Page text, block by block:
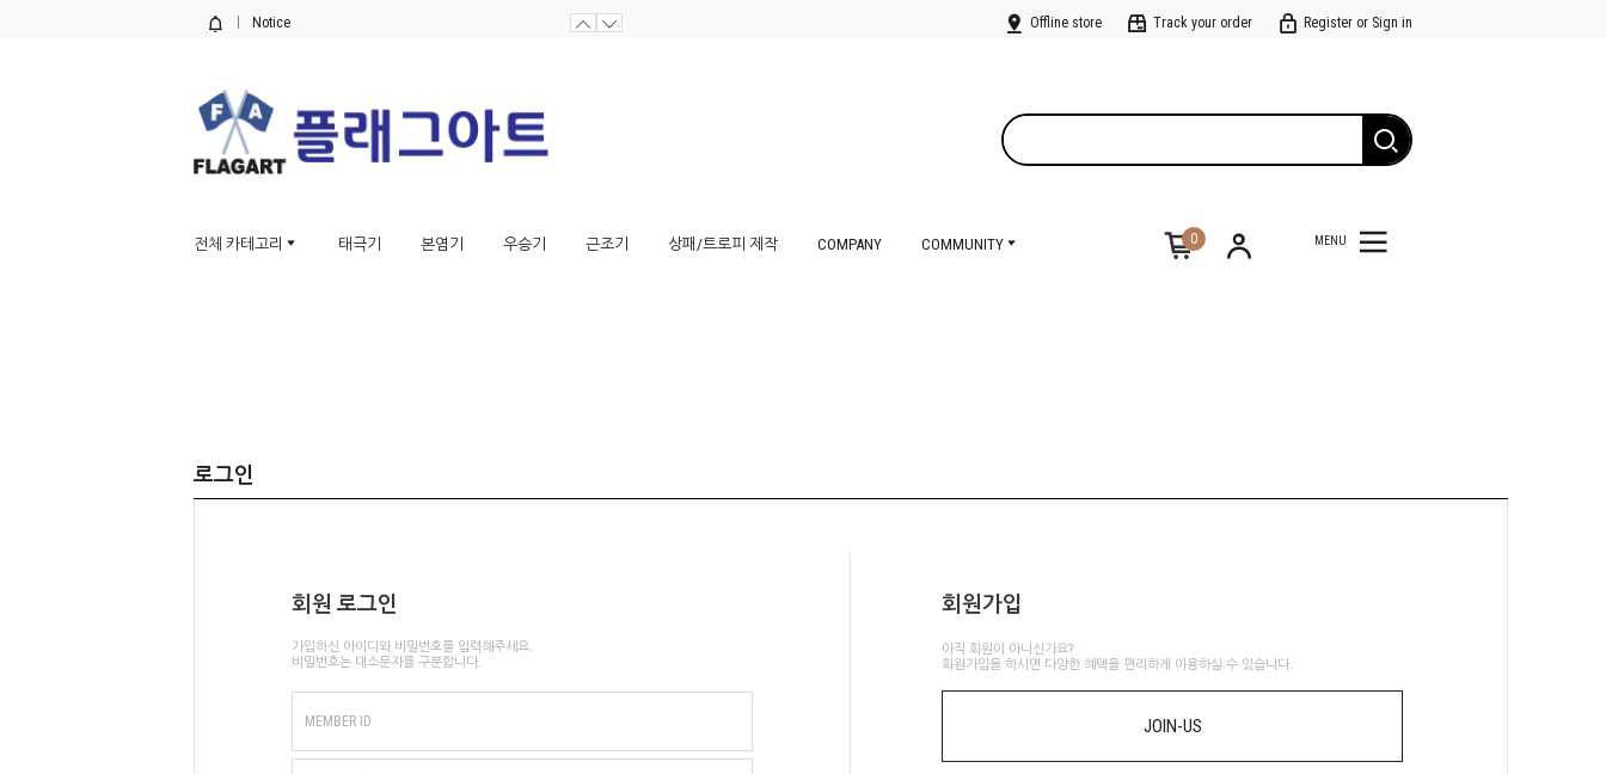
Notice Offline store Track your order Register or Sign in
전체 카테고리 태극기 본염기 우승기 근조기 상패/트로피 제작 COMPANY COMMUNITY 0 MENU
로그인
회원 로그인
가입하신 아이디와 비밀번호를 입력해주세요.
비밀번호는 대소문자를 구분합니다.
MEMBER ID
회원가입
아직 회원이 아니신가요?
회원가입을 하시면 다양한 혜택을 편리하게 이용하실 수 있습니다.
JOIN-US